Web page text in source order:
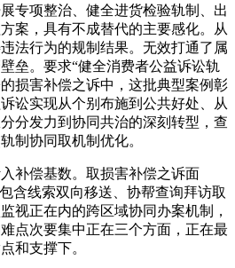
专项整治、健全进货检验轨制、出
案，具有不成替代的主要感化。从
法行为的规制结果。无效打通了属
垒。要求“健全消费者公益诉讼轨
损害补偿之诉中，这批典型案例彰
讼实现从个别布施到公共好处、从
分发力到协同共治的深刻转型，查
制协同取机制优化。
偿基数。取损害补偿之诉面
含线索双向移送、协帮查询拜访取
视正在内的跨区域协同办案机制，
点次要集中正在三个方面，正在最
和支撑下。